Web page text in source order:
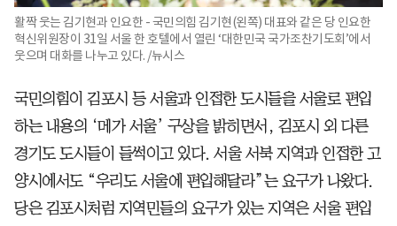
활짝 웃는 김기현과 인요한 - 국민의힘 김기현(왼쪽) 대표와 같은 당 인요한
혁신위원장이 31일 서울 한 호텔에서 열린 ‘대한민국 국가조찬기도회’에서
웃으며 대화를 나누고 있다. /뉴시스
국민의힘이 김포시 등 서울과 인접한 도시들을 서울로 편입
하는 내용의 ‘메가 서울’ 구상을 밝히면서, 김포시 외 다른
경기도 도시들이 들썩이고 있다. 서울 서북 지역과 인접한 고
양시에서도 “우리도 서울에 편입해달라”는 요구가 나왔다.
당은 김포시처럼 지역민들의 요구가 있는 지역은 서울 편입